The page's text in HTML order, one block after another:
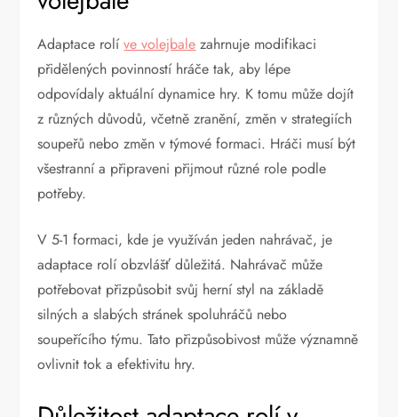
Adaptace rolíve volejbale zahrnuje modifikaci
přidělených povinností hráče tak, aby lépe
odpovídaly aktuální dynamice hry. K tomu může dojít
z různých důvodů, včetně zranění, změn v strategiích
soupeřů nebo změn v týmové formaci. Hráči musí být
všestranní a připraveni přijmout různé role podle
potřeby.
V 5-1 formaci, kde je využíván jeden nahrávač, je
adaptace rolí obzvlášť důležitá. Nahrávač může
potřebovat přizpůsobit svůj herní styl na základě
silných a slabých stránek spoluhráčů nebo
soupeřícího týmu. Tato přizpůsobivost může významně
ovlivnit tok a efektivitu hry.